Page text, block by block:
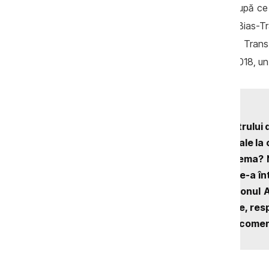
fost semnate după iunie 2015, adică după
constituie 326.566 de lei, ca și în cazul Bias-
de lei. Spre exemplu în 2015, Octaspex
contract de 190.624,00 lei, în ianuarie 2018,
Solicitat de reporterii
fel succesul companiilor sale
am câștigat, care e
dreptul să fac afaceri?”, ne-a
de instituții publice din raionul
Anenii Noi. Cheltuielile mele,
aici, unde este și sediul”, a